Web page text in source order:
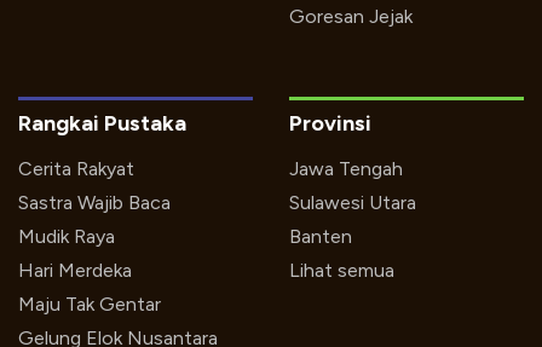
Goresan Jejak
Rangkai Pustaka
Cerita Rakyat
Sastra Wajib Baca
Mudik Raya
Hari Merdeka
Maju Tak Gentar
Gelung Elok Nusantara
Provinsi
Jawa Tengah
Sulawesi Utara
Banten
Lihat semua